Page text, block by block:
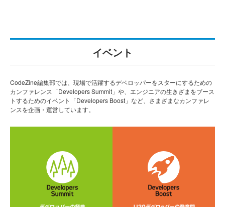
イベント
CodeZine編集部では、現場で活躍するデベロッパーをスターにするための
カンファレンス「Developers Summit」や、エンジニアの生きざまをブース
トするためのイベント「Developers Boost」など、さまざまなカンファレ
ンスを企画・運営しています。